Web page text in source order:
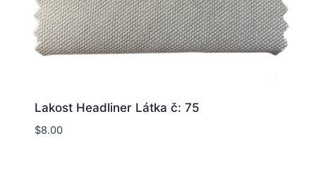
Lakost Headliner Látka č: 75
$8.00